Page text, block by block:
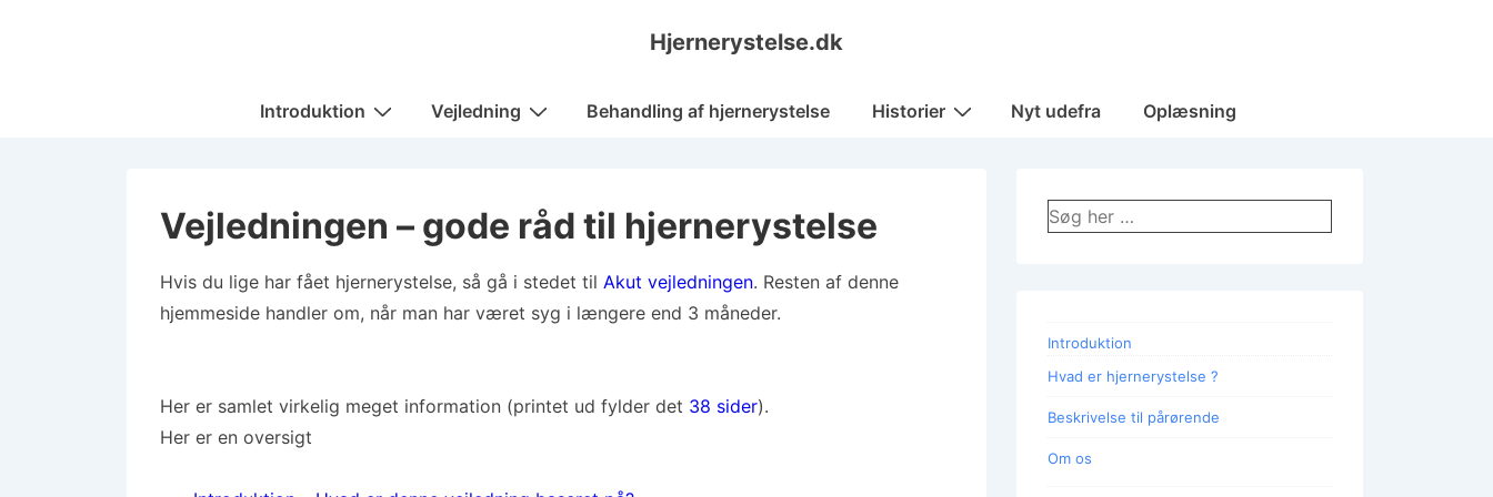
Hjernerystelse.dk
MainIntroduktion Vejledning Behandling af hjernerystelse Historier Nyt udefra Oplæsning
Vejledningen – gode råd til hjernerystelse
Hvis du lige har fået hjernerystelse, så gå i stedet til Akut vejledningen. Resten af denne
hjemmeside handler om, når man har været syg i længere end 3 måneder.
Her er samlet virkelig meget information (printet ud fylder det 38 sider).
Her er en oversigt
Søg
efter:
Introduktion
Hvad er hjernerystelse ?
Beskrivelse til pårørende
Om os